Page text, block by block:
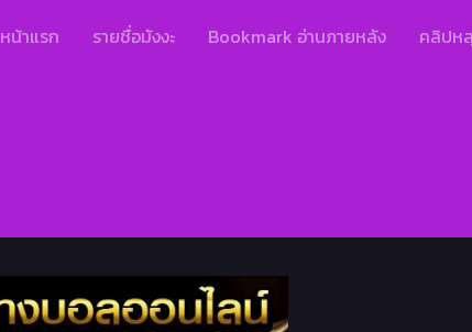
หน้าแรก รายชื่อมังงะ Bookmark อ่านภายหลัง คลิปห